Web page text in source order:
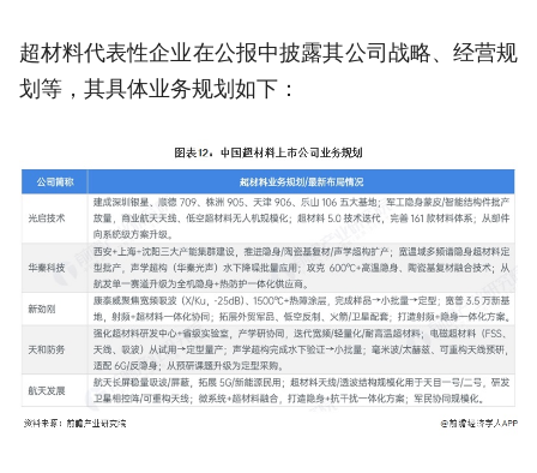
超材料代表性企业在公报中披露其公司战略、经营规
划等，其具体业务规划如下：